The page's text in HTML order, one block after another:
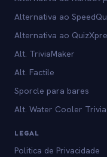
Alternativa ao
Alternativa ao
Alt. TriviaMaker
Alt. Factile
Sporcle para bares
Alt. Water Cooler Trivia
LEGAL
Politica de Privacidade